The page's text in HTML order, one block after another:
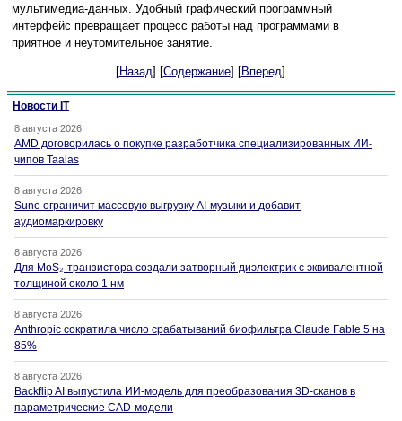
мультимедиа-данных. Удобный графический программный
интерфейс превращает процесс работы над программами в
приятное и неутомительное занятие.
[Назад] [Содержание] [Вперед]
Новости IT
8 августа 2026
AMD договорилась о покупке разработчика специализированных ИИ-
чипов Taalas
8 августа 2026
Suno ограничит массовую выгрузку AI-музыки и добавит
аудиомаркировку
8 августа 2026
Для MoS₂-транзистора создали затворный диэлектрик с эквивалентной
толщиной около 1 нм
8 августа 2026
Anthropic сократила число срабатываний биофильтра Claude Fable 5 на
85%
8 августа 2026
Backflip AI выпустила ИИ-модель для преобразования 3D-сканов в
параметрические CAD-модели